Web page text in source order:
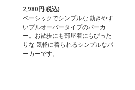
2,980円(税込)
ベーシックでシンプルな 動きやす
いプルオーバータイプのパーカ
ー。お散歩にも部屋着にもぴった
りな 気軽に着られるシンプルなパ
ーカーです。